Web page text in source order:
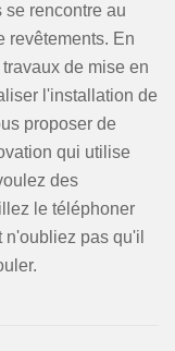
rencontre au
revêtements. En
de mise en
l'installation de
proposer de
qui utilise
des
le téléphoner
pas qu'il